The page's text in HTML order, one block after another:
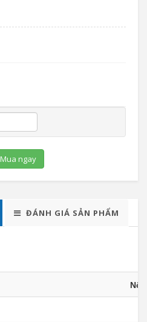
Mua ngay
ĐÁNH GIÁ SẢN PHẨM
Nội